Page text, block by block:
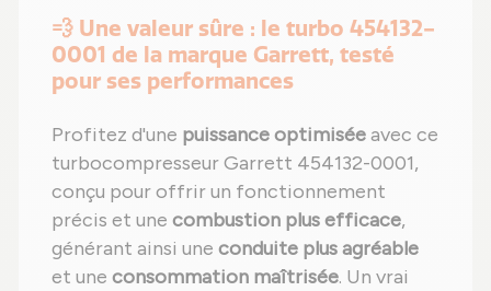
💨 Une valeur sûre : le turbo 454132-
0001 de la marque Garrett, testé
pour ses performances
Profitez d'une puissance optimiséeavec ce
turbocompresseur Garrett 454132-0001,
conçu pour offrir un fonctionnement
précis et une combustion plus efficace,
générant ainsi une conduite plus agréable
et une consommation maîtrisée. Un vrai